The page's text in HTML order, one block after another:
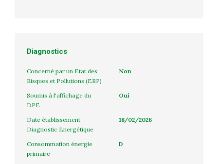
Diagnostics
Concerné par un Etat des
Risques et Pollutions (ERP)
Non
Soumis à l'affichage du
DPE
Oui
Date établissement
Diagnostic Energétique
18/02/2026
Consommation énergie
primaire
D